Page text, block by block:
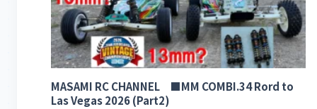
MASAMI RC CHANNEL ■MM COMBI.34 Rord to
Las Vegas 2026 (Part2)